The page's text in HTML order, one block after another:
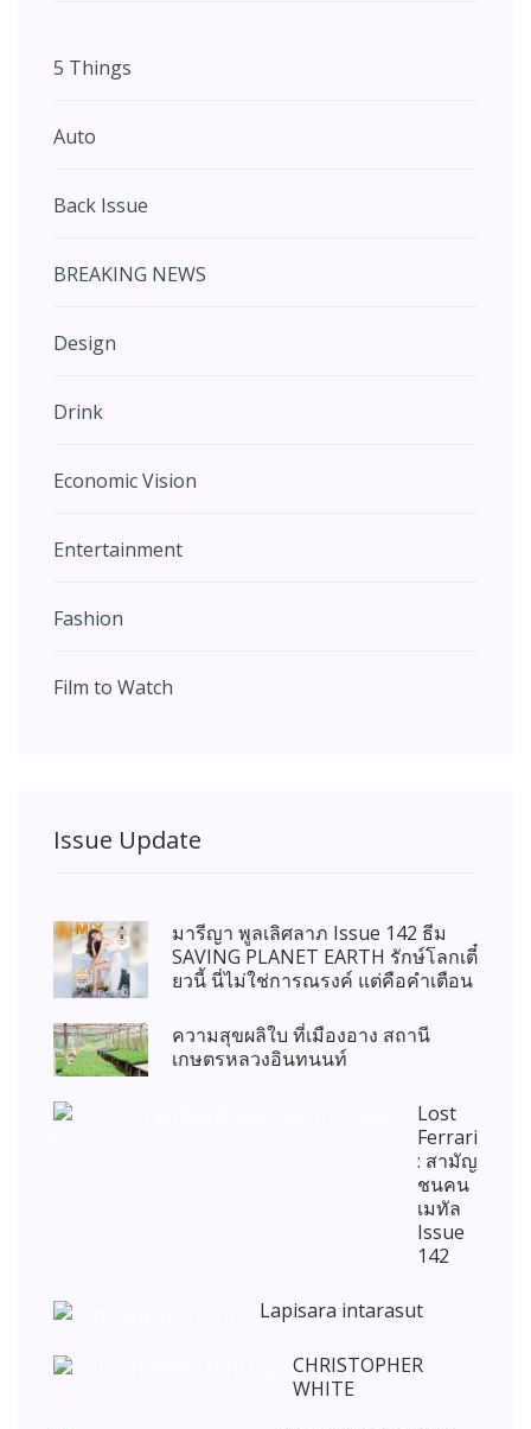
5 Things
Auto
Back Issue
BREAKING NEWS
Design
Drink
Economic Vision
Entertainment
Fashion
Film to Watch
Issue Update
มารีญา พูลเลิศลาภ Issue 142 ธีม
SAVING PLANET EARTH รักษ์โลกเตี๋
ยวนี้ นี่ไม่ใช่การณรงค์ แต่คือคำเตือน
ความสุขผลิใบ ที่เมืองอาง สถานี
เกษตรหลวงอินทนนท์
Lost
Ferrari
: สามัญ
ชนคน
เมทัล
Issue
142
Lapisara intarasut
CHRISTOPHER
WHITE